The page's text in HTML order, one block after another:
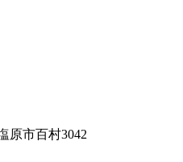
原市百村3042